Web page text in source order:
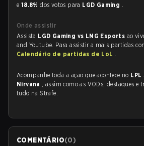
e 18.8%dos votos para LGD Gaming .
Onde assistir
Assista LGD Gaming vs LNG Esports ao
and Youtube. Para assistir a mais partidas
Calendário de partidas de LoL .
Acompanhe toda a ação que acontece no
Nirvana , assim como as VODs, destaques e
tudo na Strafe.
COMENTÁRIO(0)